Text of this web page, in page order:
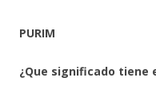
PURIM
¿Que significado tiene